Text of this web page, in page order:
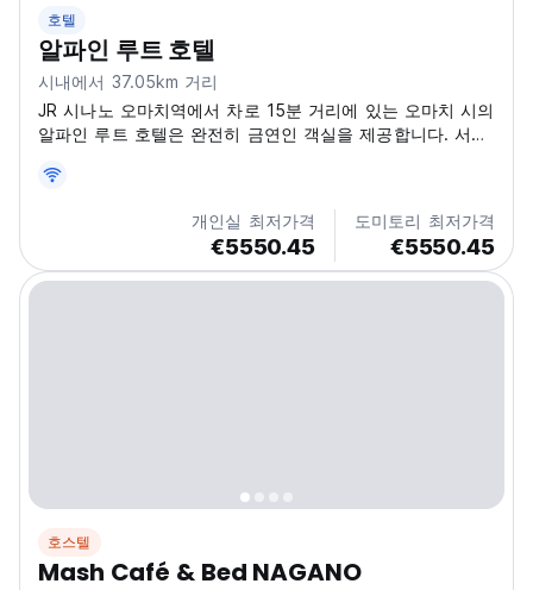
호텔
알파인 루트 호텔
시내에서 37.05km 거리
JR 시나노 오마치역에서 차로 15분 거리에 있는 오마치 시의
알파인 루트 호텔은 완전히 금연인 객실을 제공합니다. 서양
공되며, TV와 냉장고를 갖추고 있습니다. 일본식 객실은 다
다미와 요를 갖고 있으며, 다른 방은 카펫 바닥이 있습니다.
일부 객실은 개인 화장실이 있습니다. 투숙객들은 온천에서
쉬거나, 공용 주방에서 요리를 할 수 있고, 짐 보관 서비스도
이용할 수 있습니다. 스키 창고, 스키...
개인실 최저가격
€5550.45
도미토리 최저가격
€5550.45
호스텔
Mash Café & Bed NAGANO